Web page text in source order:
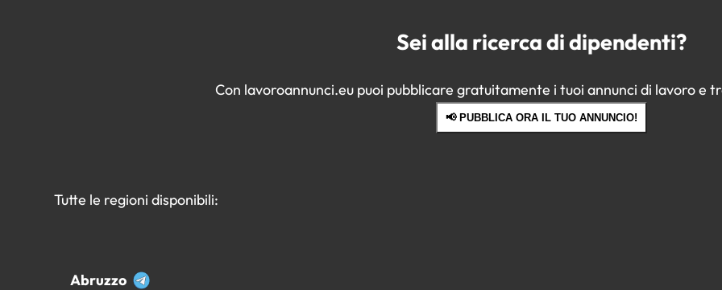
Sei alla ricerca di dipendenti?
Con lavoroannunci.eu puoi pubblicare gratuitamente i tuoi annunci di lavoro e
📢 PUBBLICA ORA IL TUO ANNUNCIO!
Tutte le regioni disponibili:
Abruzzo